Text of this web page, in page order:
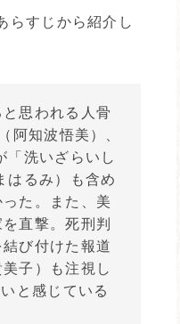
らすじから紹介し
思われる人骨
知波悟美）、
洗いざらいし
はるみ）も含め
た。また、美
直撃。死刑判
び付けた報道
子）も注視し
と感じている